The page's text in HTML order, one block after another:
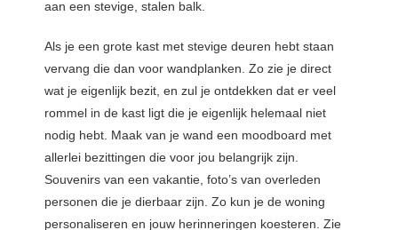
aan een stevige, stalen balk.
Als je een grote kast met stevige deuren hebt staan
vervang die dan voor wandplanken. Zo zie je direct
wat je eigenlijk bezit, en zul je ontdekken dat er veel
rommel in de kast ligt die je eigenlijk helemaal niet
nodig hebt. Maak van je wand een moodboard met
allerlei bezittingen die voor jou belangrijk zijn.
Souvenirs van een vakantie, foto’s van overleden
personen die je dierbaar zijn. Zo kun je de woning
personaliseren en jouw herinneringen koesteren. Zie